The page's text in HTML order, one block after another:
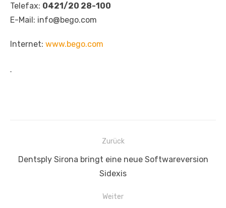
Telefax: 0421/20 28-100
E-Mail: info@bego.com
Internet: www.bego.com
Beitragsnavigation
Zurück
Vorheriger
Dentsply Sirona bringt eine neue Softwareversion
Sidexis
Weiter